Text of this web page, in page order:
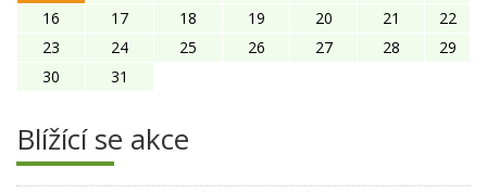
16
17 18 19 20 21
22
23
24 25 26 27 28
29
30
31
Blížící se akce